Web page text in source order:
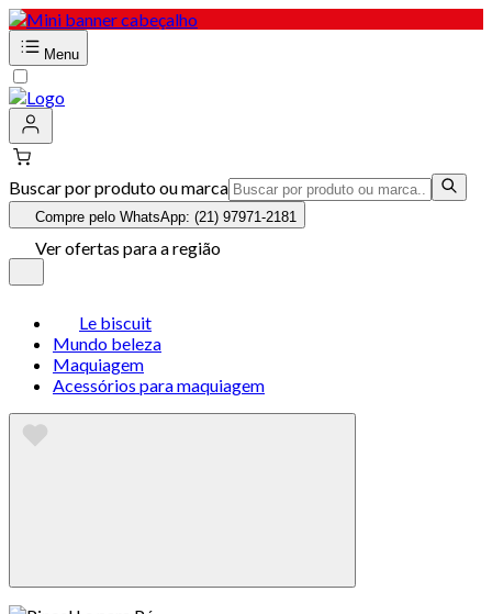
Menu
Buscar por produto ou marca
Compre pelo WhatsApp: (21) 97971-2181
Ver ofertas para a região
Le biscuit
Mundo beleza
Maquiagem
Acessórios para maquiagem